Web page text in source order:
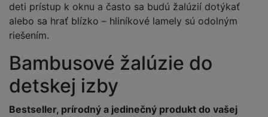
deti prístup k oknu a často sa budú žalúzií dotýkať
alebo sa hrať blízko – hliníkové lamely sú odolným
riešením.
Bambusové žalúzie do
detskej izby
Bestseller, prírodný a jedinečný produkt do vašej